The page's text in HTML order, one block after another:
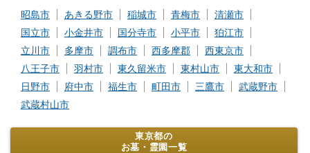
昭島市 あきる野市 稲城市 青梅市
清瀬市
国立市
小金井市 国分寺市 小平市
狛江市
立川市
多摩市 調布市 西多摩郡
西東京市
八王子市
羽村市 東久留米市 東村山市
東大和市
日野市
府中市 福生市 町田市 三鷹市
武蔵野市
武蔵村山市
東京都の
お墓・霊園一覧